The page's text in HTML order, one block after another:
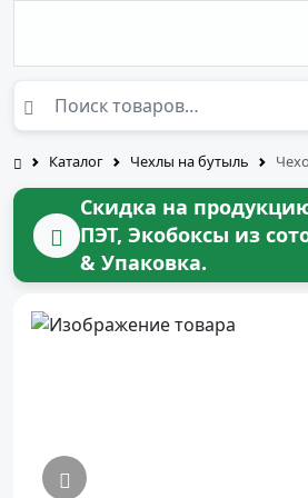
Каталог Чехлы на бутыль
Скидка на
ПЭТ, Экобоксы из
& Упаковка.